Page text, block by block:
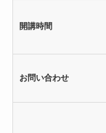
開講時間
お問い合わせ